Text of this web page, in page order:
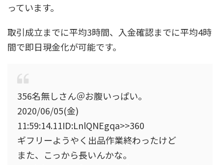
っています。
取引成立までに平均3時間、入金確認までに平均4時
間で即日現金化が可能です。
356名無しさん＠お腹いっぱい。
2020/06/05(金)
11:59:14.11ID:LnlQNEgqa>>360
ギフリーようやく出品作業終わったけど
また、こっから長いんかな。